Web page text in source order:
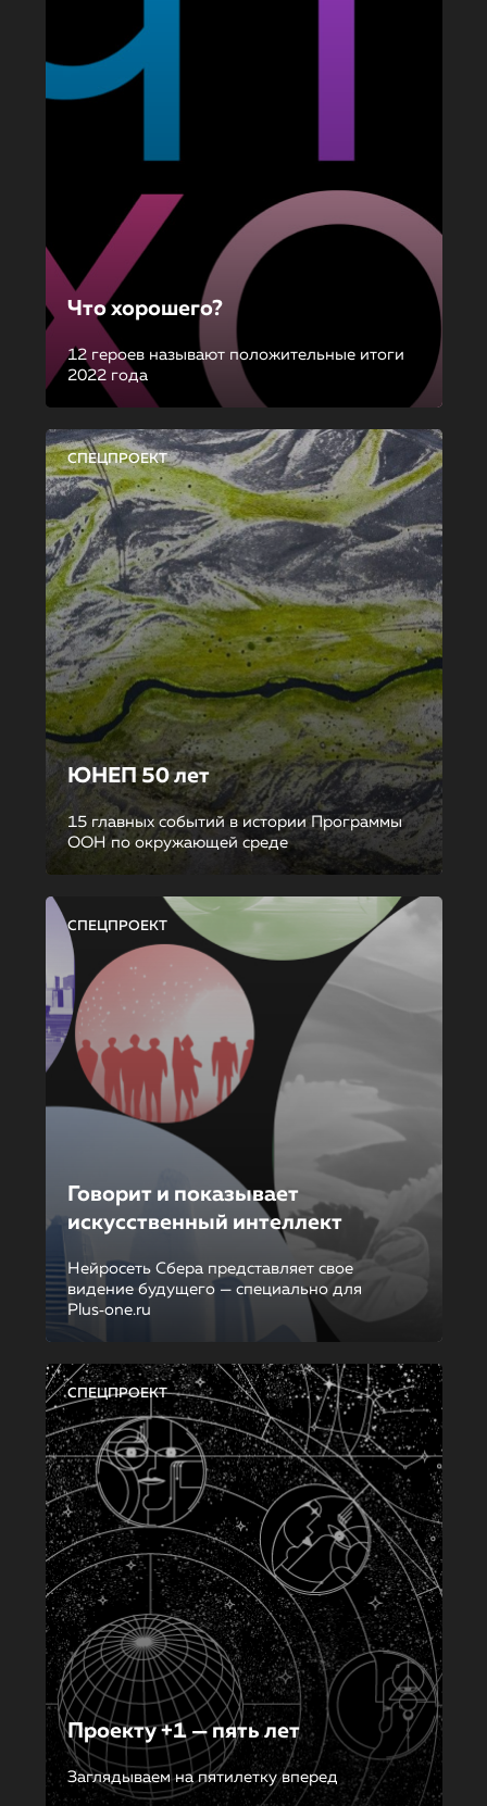
Что хорошего?
12 героев называют положительные итоги
2022 года
СПЕЦПРОЕКТ
ЮНЕП 50 лет
15 главных событий в истории Программы
ООН по окружающей среде
СПЕЦПРОЕКТ
Говорит и показывает
искусственный интеллект
Нейросеть Сбера представляет свое
видение будущего — специально для
Plus‑one.ru
СПЕЦПРОЕКТ
Проекту +1 — пять лет
Заглядываем на пятилетку вперед